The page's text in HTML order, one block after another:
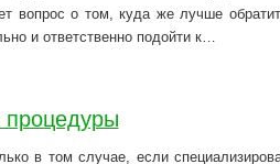
вопрос о том, куда же лучше
и ответственно подойти к…
процедуры
в том случае, если